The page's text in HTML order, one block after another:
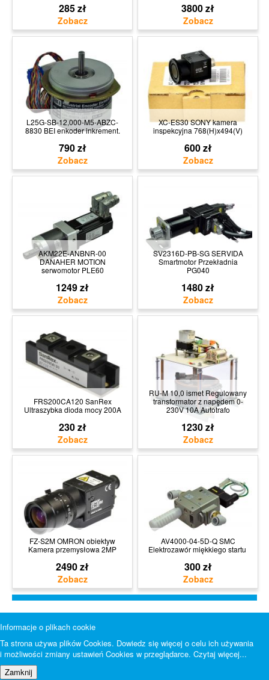
285 zł 3800 zł
L25G-SB-12,000-M5-ABZC-
8830 BEI enkoder inkrement.
790 zł
XC-ES30 SONY kamera
inspekcyjna 768(H)x494(V)
600 zł
AKM22E-ANBNR-00
DANAHER MOTION
serwomotor PLE60
1249 zł
SV2316D-PB-SG SERVIDA
Smartmotor Przekładnia
PG040
1480 zł
FRS200CA120 SanRex
Ultraszybka dioda mocy 200A
230 zł
RU-M 10,0 ismet Regulowany
transformator z napędem 0-
230V 10A Autotrafo
1230 zł
FZ-S2M OMRON obiektyw
Kamera przemysłowa 2MP
2490 zł
AV4000-04-5D-Q SMC
Elektrozawór miękkiego startu
300 zł
Informacje o plikach cookie
Ta strona używa plików Cookies. Dowiedz się więcej o celu ich używania
i możliwości zmiany ustawień Cookies w przeglądarce. Czytaj więcej...